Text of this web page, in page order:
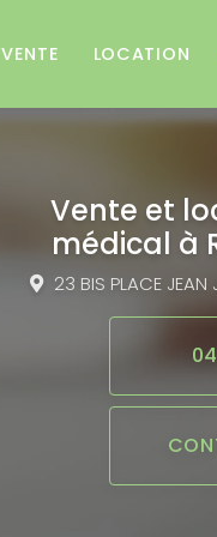
VENTE LOCATION
Vente et
médical à
23 BIS PLACE JEAN